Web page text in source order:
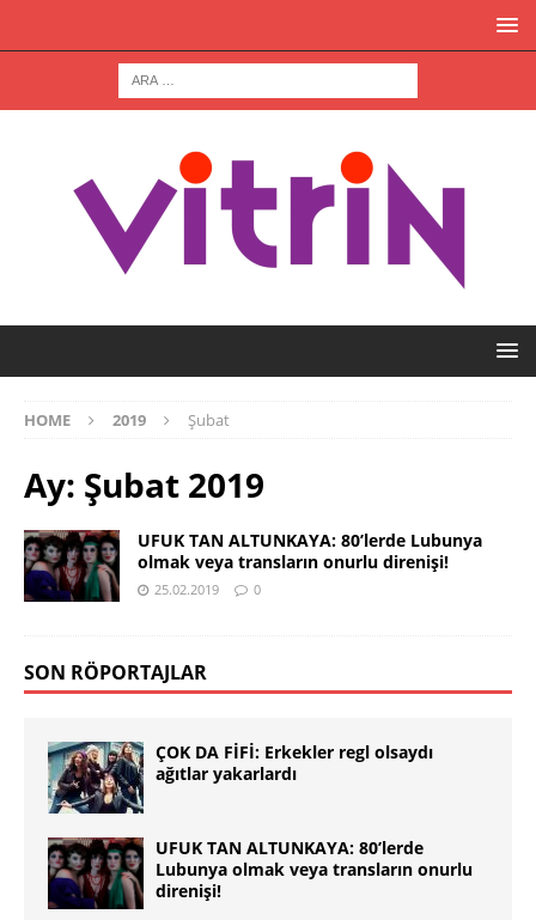
HOME 2019 Şubat
Ay: Şubat 2019
UFUK TAN ALTUNKAYA: 80’lerde Lubunya
olmak veya transların onurlu direnişi!
25.02.2019 0
SON RÖPORTAJLAR
ÇOK DA FİFİ: Erkekler regl olsaydı
ağıtlar yakarlardı
UFUK TAN ALTUNKAYA: 80’lerde
Lubunya olmak veya transların onurlu
direnişi!